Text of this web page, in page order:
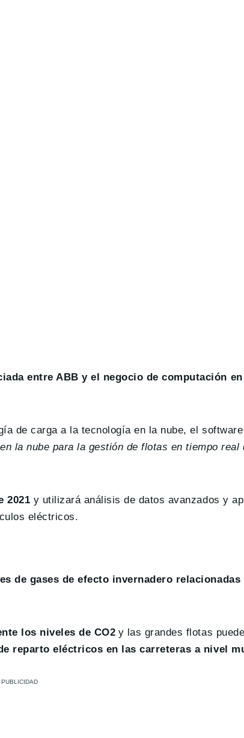
entre ABB y el negocio de computación
de carga a la tecnología en la nube, el
la nube para la gestión de flotas en tiempo real
2021 y utilizará análisis de datos avanzados y
eléctricos.
de gases de efecto invernadero
los niveles de CO2 y las grandes flotas
reparto eléctricos en las carreteras a nivel